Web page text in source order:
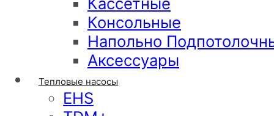
Консольные
Напольно
Аксессуары
Тепловые насосы
EHS